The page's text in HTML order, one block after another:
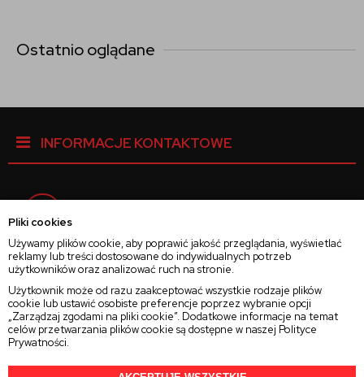
Pliki cookies
Używamy plików cookie, aby poprawić jakość przeglądania, wyświetlać
reklamy lub treści dostosowane do indywidualnych potrzeb
użytkowników oraz analizować ruch na stronie.
Użytkownik może od razu zaakceptować wszystkie rodzaje plików
cookie lub ustawić osobiste preferencje poprzez wybranie opcji
„Zarządzaj zgodami na pliki cookie”. Dodatkowe informacje na temat
celów przetwarzania plików cookie są dostępne w naszej Polityce
Prywatności.
Ostatnio oglądane
INFORMACJE KONTAKTOWE
Instagram
Twitter